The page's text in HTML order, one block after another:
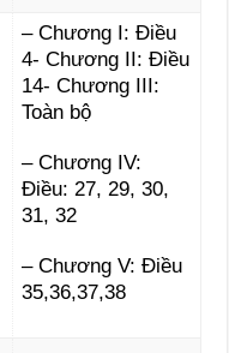
– Chương I: Điều
4- Chương II: Điều
14- Chương III:
Toàn bộ
– Chương IV:
Điều: 27, 29, 30,
31, 32
– Chương V: Điều
35,36,37,38